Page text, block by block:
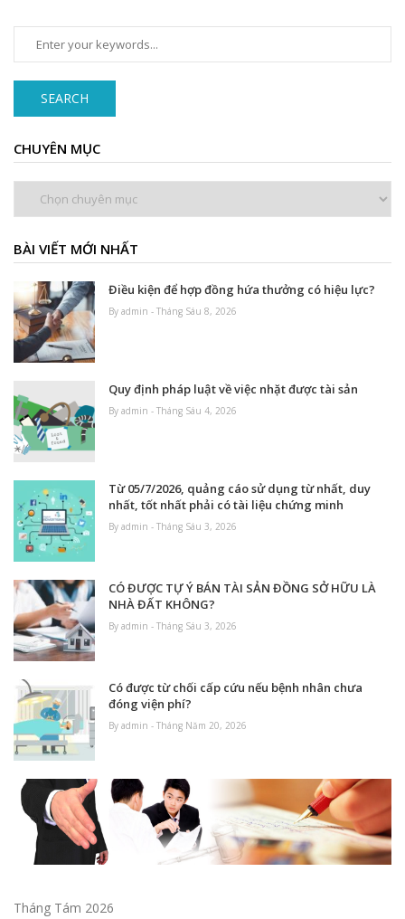
SEARCH
CHUYÊN MỤC
BÀI VIẾT MỚI NHẤT
Điều kiện để hợp đồng hứa thưởng có hiệu lực?
By admin - Tháng Sáu 8, 2026
Quy định pháp luật về việc nhặt được tài sản
By admin - Tháng Sáu 4, 2026
Từ 05/7/2026, quảng cáo sử dụng từ nhất, duy
nhất, tốt nhất phải có tài liệu chứng minh
By admin - Tháng Sáu 3, 2026
CÓ ĐƯỢC TỰ Ý BÁN TÀI SẢN ĐỒNG SỞ HỮU LÀ
NHÀ ĐẤT KHÔNG?
By admin - Tháng Sáu 3, 2026
Có được từ chối cấp cứu nếu bệnh nhân chưa
đóng viện phí?
By admin - Tháng Năm 20, 2026
Tháng Tám 2026